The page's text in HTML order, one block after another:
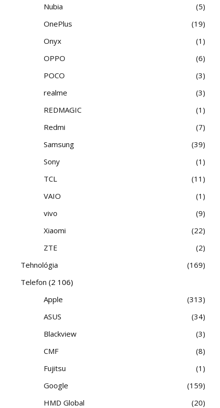
Nubia
5
OnePlus
19
Onyx
1
OPPO
6
POCO
3
realme
3
REDMAGIC
1
Redmi
7
Samsung
39
Sony
1
TCL
11
VAIO
1
vivo
9
Xiaomi
22
ZTE
2
Tehnológia
169
Telefon (2 106)
Apple
313
ASUS
34
Blackview
3
CMF
8
Fujitsu
1
Google
159
HMD Global
20